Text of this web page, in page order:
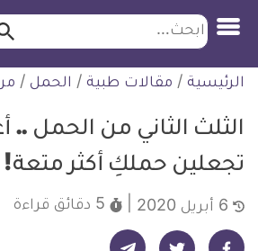
التخطي
للمحتوى
ابحث
الرئيسية / مقالات طبية / الحمل /
الثلث الثاني من الحمل
تجعلين حملكِ أكثر متعة!
5 دقائق قراءة
شارك على فيسبوك - ديلي ميديكال انفو شارك على تويتر - ديلي ميديكال انفو شارك على تيليجرام - ديلي ميديكال انفو